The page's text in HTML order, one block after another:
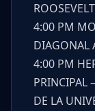
ROOSEVELT
4:00 PM
DIAGONAL
4:00 PM
PRINCIPAL
DE LA